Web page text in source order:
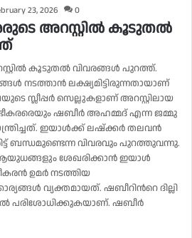
23, 2026 0
അറസ്റ്റിൽ കൂടുതൽ
കൂടുതൽ വിവരങ്ങള്‍ പുറത്ത്.
നടത്താൻ ലക്ഷ്യമിട്ടിരുന്നതായാണ്
സ്ലീപ്പര്‍ സെല്ലുകളാണ് അറസ്റ്റിലായ
ഭീകരരെയും ഷബീര്‍ അഹമ്മദ് എന്ന ജമ്മു
ഇയാള്‍ക്ക് ലഷ്ക്കര്‍ തലവൻ
ബന്ധമുണ്ടെന്ന വിവരവും പുറത്തുവന്നു.
ശേഖരിക്കാൻ ഇയാള്‍
ഉമര്‍ നടത്തിയ
വ്യക്തമായത്. ഷബീറിന്‍റെ ദില്ലി
പരിശോധിക്കുകയാണ്. ഷബീര്‍